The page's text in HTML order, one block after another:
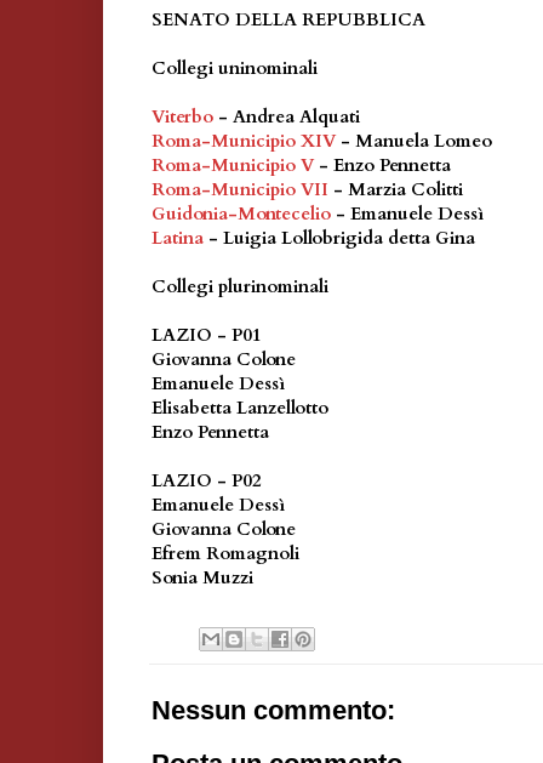
SENATO DELLA REPUBBLICA
Collegi uninominali
Viterbo - Andrea Alquati
Roma-Municipio XIV- Manuela Lomeo
Roma-Municipio V- Enzo Pennetta
Roma-Municipio VII - Marzia Colitti
Guidonia-Montecelio - Emanuele Dessì
Latina - Luigia Lollobrigida detta Gina
Collegi plurinominali
LAZIO - P01
Giovanna Colone
Emanuele Dessì
Elisabetta Lanzellotto
Enzo Pennetta
LAZIO - P02
Emanuele Dessì
Giovanna Colone
Efrem Romagnoli
Sonia Muzzi
Nessun commento: